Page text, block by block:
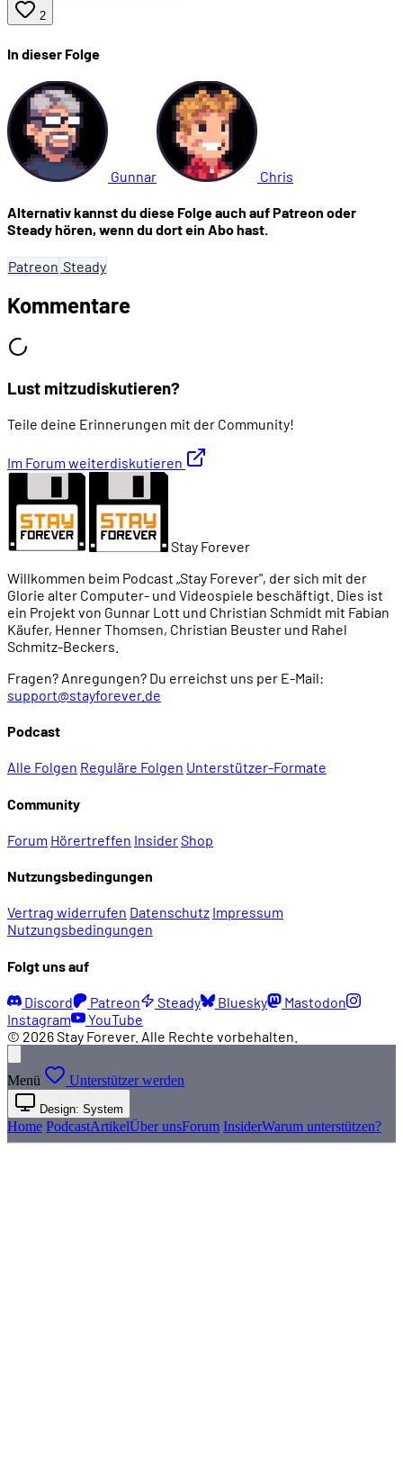
2
In dieser Folge
Gunnar Chris
Alternativ kannst du diese Folge auch auf Patreon oder
Steady hören, wenn du dort ein Abo hast.
Patreon Steady
Kommentare
Lust mitzudiskutieren?
Teile deine Erinnerungen mit der Community!
Im Forum weiterdiskutieren
Stay Forever
Willkommen beim Podcast „Stay Forever", der sich mit der
Glorie alter Computer- und Videospiele beschäftigt. Dies ist
ein Projekt von Gunnar Lott und Christian Schmidt mit Fabian
Käufer, Henner Thomsen, Christian Beuster und Rahel
Schmitz-Beckers.
Fragen? Anregungen? Du erreichst uns per E-Mail:
support@stayforever.de
Podcast
Alle Folgen Reguläre Folgen Unterstützer-Formate
Community
Forum Hörertreffen InsiderShop
Nutzungsbedingungen
Vertrag widerrufen Datenschutz Impressum
Nutzungsbedingungen
Folgt uns auf
Discord Patreon Steady Bluesky
Mastodon
Instagram
YouTube
© 2026 Stay Forever. Alle Rechte vorbehalten.
Menü Unterstützer werden
Design: System
Home PodcastArtikelÜber unsForum InsiderWarum unterstützen?